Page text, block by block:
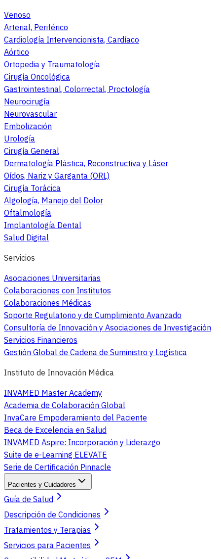
Venoso
Arterial, Periférico
Cardiología Intervencionista, Cardíaco
Aórtico
Ortopedia y Traumatología
Cirugía Oncológica
Gastrointestinal, Colorrectal, Proctología
Neurocirugía
Neurovascular
Embolización
Urología
Cirugía General
Dermatología Plástica, Reconstructiva y Láser
Oídos, Nariz y Garganta (ORL)
Cirugía Torácica
Algología, Manejo del Dolor
Oftalmología
Implantología Dental
Salud Digital
Servicios
Asociaciones Universitarias
Colaboraciones con Institutos
Colaboraciones Médicas
Soporte Regulatorio y de Cumplimiento Avanzado
Consultoría de Innovación y Asociaciones de Investigación
Servicios Financieros
Gestión Global de Cadena de Suministro y Logística
Instituto de Innovación Médica
INVAMED Master Academy
Academia de Colaboración Global
InvaCare Empoderamiento del Paciente
Beca de Excelencia en Salud
INVAMED Aspire: Incorporación y Liderazgo
Suite de e-Learning ELEVATE
Serie de Certificación Pinnacle
Pacientes y Cuidadores
Guía de Salud
Descripción de Condiciones
Tratamientos y Terapias
Servicios para Pacientes